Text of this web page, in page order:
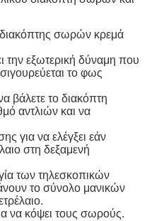
διακόπτης σωρών κρεμά
την εξωτερική δύναμη που
το φως
βάλετε το διακόπτη
αντλιών και να
για να ελέγξει εάν
στη δεξαμενή
των τηλεσκοπικών
το σύνολο μανικών
να κόψει τους σωρούς.